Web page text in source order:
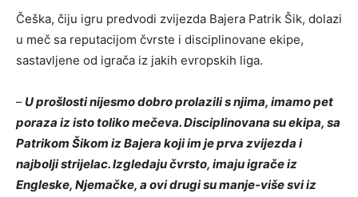
Češka, čiju igru predvodi zvijezda Bajera Patrik Šik, dolazi
u meč sa reputacijom čvrste i disciplinovane ekipe,
sastavljene od igrača iz jakih evropskih liga.
– U prošlosti nijesmo dobro prolazili s njima, imamo pet
poraza iz isto toliko mečeva. Disciplinovana su ekipa, sa
Patrikom Šikom iz Bajera koji im je prva zvijezda i
najbolji strijelac. Izgledaju čvrsto, imaju igrače iz
Engleske, Njemačke, a ovi drugi su manje-više svi iz